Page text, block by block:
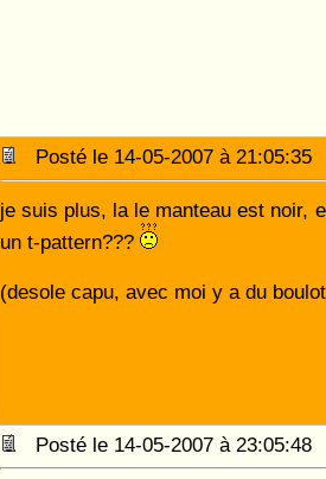
Posté le 14-05-2007 à
je suis plus, la le manteau est noir,
un t-pattern???
(desole capu, avec moi y a du
Posté le 14-05-2007 à